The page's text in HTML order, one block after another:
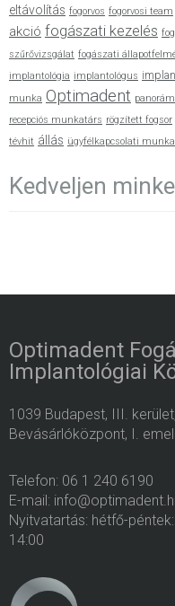
eltávolítás fogorvos fogorvosi team
akció fogászati kezelés
szűrővizsgálat fogászati
implantológia implantológus
munka Optimadent
recepciós munkatárs rögzített fogsor
tévhit állás ügyfélkapcsolati
Kedveljen
Optimadent
Implantológiai
1039 Budapest, III.
Bevásárlóközpont, I.
Telefon: 06 1 240 6190
E-mail:
Nyitvatartás: hétfő-
14:00